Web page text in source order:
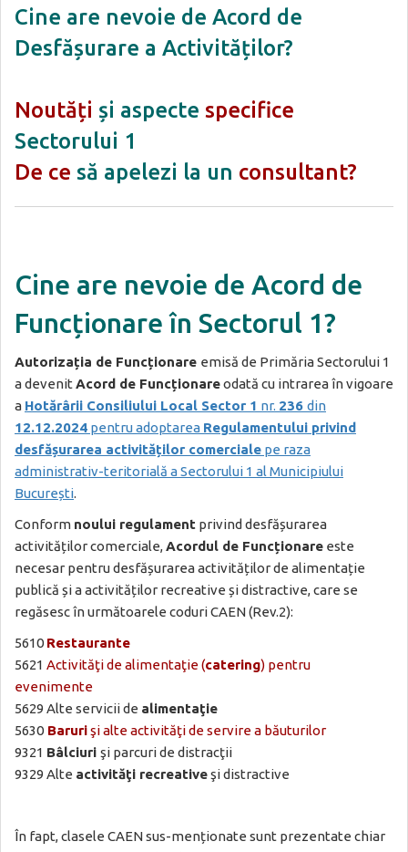
Cine are nevoie de Acord de
Desfășurare a Activităților?
Noutăți și aspecte specifice
Sectorului 1
De ce să apelezi la un consultant?
Cine are nevoie de Acord de
Funcționare în Sectorul 1?
Autorizația de Funcționare emisă de Primăria Sectorului 1
a devenit Acord de Funcționareodată cu intrarea în vigoare
a Hotărârii Consiliului Local Sector 1 nr. 236 din
12.12.2024 pentru adoptarea Regulamentului privind
desfășurarea activităților comerciale pe raza
administrativ-teritorială a Sectorului 1 al Municipiului
București.
Conform noului regulament privind desfășurarea
activităților comerciale,Acordul de Funcționare este
necesar pentru desfășurarea activităților de alimentație
publică și a activităților recreative și distractive, care se
regăsesc în următoarele coduri CAEN (Rev.2):
5610 Restaurante
5621 Activităţi de alimentaţie (catering) pentru
evenimente
5629 Alte servicii de alimentaţie
5630 Barurişi alte activităţi de servire a băuturilor
9321 Bâlciuri şi parcuri de distracţii
9329 Alte activităţi recreativeşi distractive
În fapt, clasele CAEN sus-menționate sunt prezentate chiar